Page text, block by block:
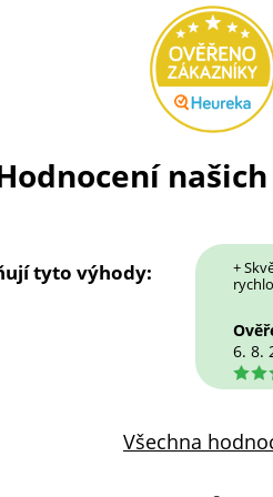
tyto výhody:
+
6. 8.
5
Všechna